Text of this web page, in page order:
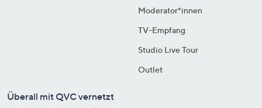
Moderator*innen
TV-Empfang
Studio Live Tour
Outlet
Überall mit QVC vernetzt